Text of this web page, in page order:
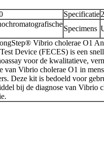
Specificatie
Specimens
Vibrio cholerae O1
Device (FECES) is een
voor de kwalitatieve,
van Vibrio cholerae O1 in
Deze kit is bedoeld voor
bij de diagnose van Vibrio